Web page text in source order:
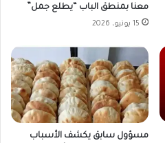
معنا بمنطق الباب “يطلع جمل”
15 يونيو، 2026
مسؤول سابق يكشف الأسباب